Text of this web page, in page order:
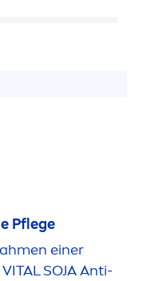
Pflege
men einer
VITALSOJAAnti-